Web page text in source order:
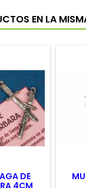
EN LA
DE